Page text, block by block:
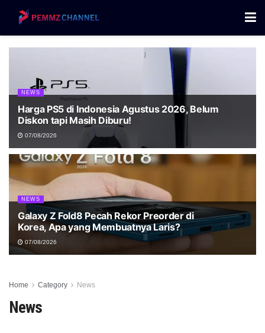
NEWS
Harga PS5 di Indonesia Agustus 2026, Belum
Diskon tapi Masih Diburu!
07/08/2026
NEWS
Galaxy Z Fold8 Pecah Rekor Preorder di
Korea, Apa yang Membuatnya Laris?
07/08/2026
Home Category News
News